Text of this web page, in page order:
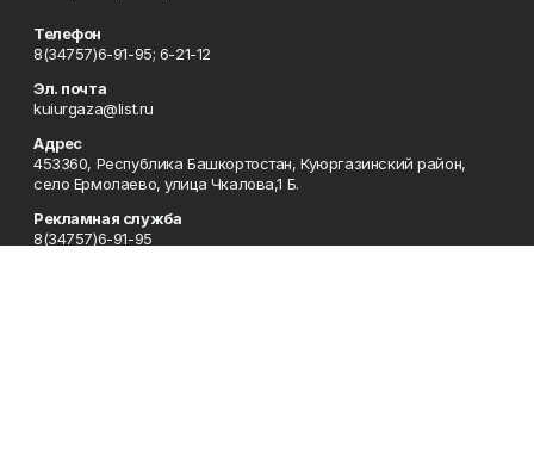
Телефон
8(34757)6-91-95; 6-21-12
Эл. почта
kuiurgaza@list.ru
Адрес
453360, Республика Башкортостан, Куюргазинский район,
село Ермолаево, улица Чкалова,1 Б.
Рекламная служба
8(34757)6-91-95